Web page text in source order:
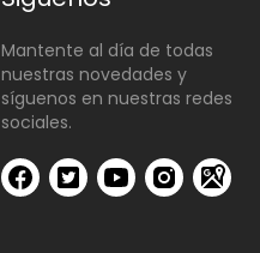
Mantente al día de todas
nuestras novedades y
síguenos en nuestras redes
sociales.